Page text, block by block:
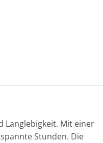
Langlebigkeit. Mit einer
Stunden. Die